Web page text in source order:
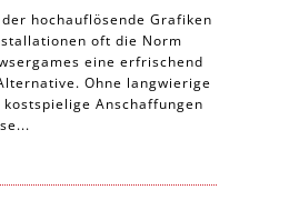
hochauflösende Grafiken
oft die Norm
eine erfrischend
Ohne langwierige
Anschaffungen